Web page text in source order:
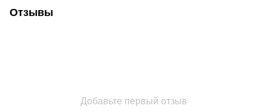
Отзывы
Добавьте первый отзыв